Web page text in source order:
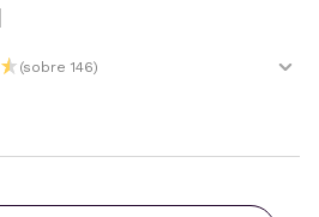
(sobre 146)